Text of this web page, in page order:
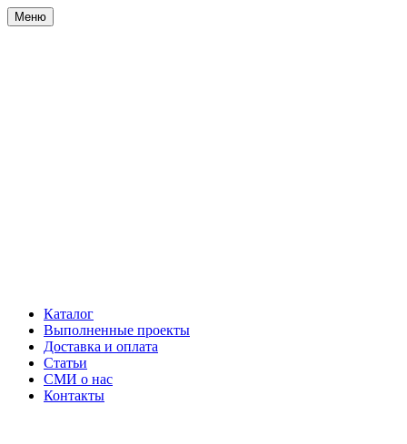
Меню
Каталог
Выполненные проекты
Доставка и оплата
Статьи
СМИ о нас
Контакты